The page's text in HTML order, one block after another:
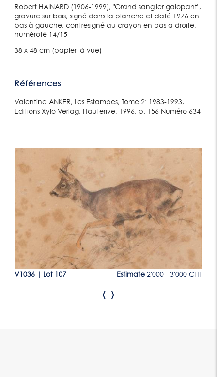
Robert HAINARD (1906-1999), "Grand sanglier galopant",
gravure sur bois, signé dans la planche et daté 1976 en
bas à gauche, contresigné au crayon en bas à droite,
numéroté 14/15
38 x 48 cm (papier, à vue)
Références
Valentina ANKER, Les Estampes, Tome 2: 1983-1993,
Editions Xylo Verlag, Hauterive, 1996, p. 156 Numéro 634
Lot 107
V1036 Lot 107 Estimate 2'000 - 3'000 CHF
‹ ›